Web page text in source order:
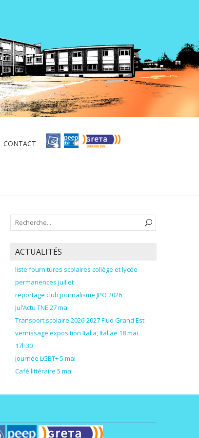
CONTACT
ACTUALITÉS
liste fournitures scolaires collège et lycée
permanences juillet
reportage club journalisme JPO 2026
Jul’Actu TNE 27 mai
Transport scolaire 2026-2027 Fluo Grand Est
vernissage exposition Italia, Italiae 18 mai
17h30
journée LGBT+ 5 mai
Café littéraire 5 mai